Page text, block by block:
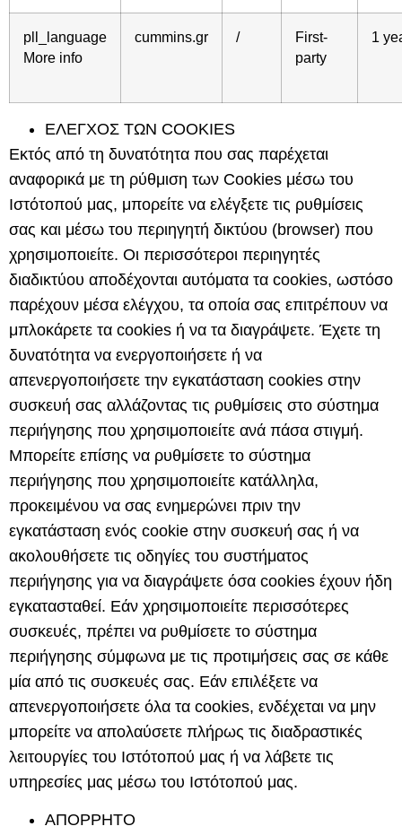
pll_language
More info
cummins.gr /
First-
party
1
ΕΛΕΓΧΟΣ ΤΩΝ COOKIES
Εκτός από τη δυνατότητα που σας παρέχεται
αναφορικά με τη ρύθμιση των Cookies μέσω του
Ιστότοπού μας, μπορείτε να ελέγξετε τις ρυθμίσεις
σας και μέσω του περιηγητή δικτύου (browser) που
χρησιμοποιείτε. Οι περισσότεροι περιηγητές
διαδικτύου αποδέχονται αυτόματα τα cookies, ωστόσο
παρέχουν μέσα ελέγχου, τα οποία σας επιτρέπουν να
μπλοκάρετε τα cookies ή να τα διαγράψετε. Έχετε τη
δυνατότητα να ενεργοποιήσετε ή να
απενεργοποιήσετε την εγκατάσταση cookies στην
συσκευή σας αλλάζοντας τις ρυθμίσεις στο σύστημα
περιήγησης που χρησιμοποιείτε ανά πάσα στιγμή.
Μπορείτε επίσης να ρυθμίσετε το σύστημα
περιήγησης που χρησιμοποιείτε κατάλληλα,
προκειμένου να σας ενημερώνει πριν την
εγκατάσταση ενός cookie στην συσκευή σας ή να
ακολουθήσετε τις οδηγίες του συστήματος
περιήγησης για να διαγράψετε όσα cookies έχουν ήδη
εγκατασταθεί. Εάν χρησιμοποιείτε περισσότερες
συσκευές, πρέπει να ρυθμίσετε το σύστημα
περιήγησης σύμφωνα με τις προτιμήσεις σας σε κάθε
μία από τις συσκευές σας. Εάν επιλέξετε να
απενεργοποιήσετε όλα τα cookies, ενδέχεται να μην
μπορείτε να απολαύσετε πλήρως τις διαδραστικές
λειτουργίες του Ιστότοπού μας ή να λάβετε τις
υπηρεσίες μας μέσω του Ιστότοπού μας.
ΑΠΟΡΡΗΤΟ